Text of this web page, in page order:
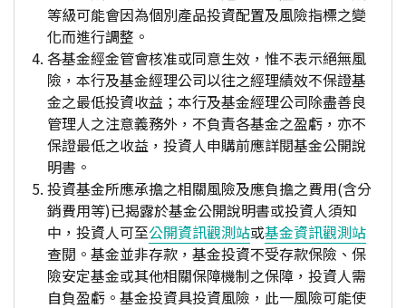
等級可能會因為個別產品投資配置及風險指標之變
化而進行調整。
各基金經金管會核准或同意生效，惟不表示絕無風
險，本行及基金經理公司以往之經理績效不保證基
金之最低投資收益；本行及基金經理公司除盡善良
管理人之注意義務外，不負責各基金之盈虧，亦不
保證最低之收益，投資人申購前應詳閱基金公開說
明書。
投資基金所應承擔之相關風險及應負擔之費用(含分
銷費用等)已揭露於基金公開說明書或投資人須知
中，投資人可至公開資訊觀測站或基金資訊觀測站
查閱。基金並非存款，基金投資不受存款保險、保
險安定基金或其他相關保障機制之保障，投資人需
自負盈虧。基金投資具投資風險，此一風險可能使